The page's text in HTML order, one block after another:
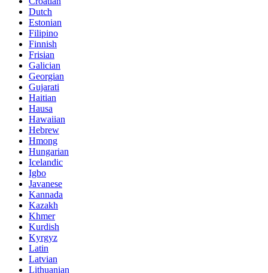
Dutch
Estonian
Filipino
Finnish
Frisian
Galician
Georgian
Gujarati
Haitian
Hausa
Hawaiian
Hebrew
Hmong
Hungarian
Icelandic
Igbo
Javanese
Kannada
Kazakh
Khmer
Kurdish
Kyrgyz
Latin
Latvian
Lithuanian